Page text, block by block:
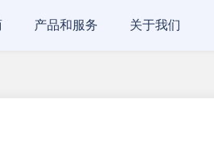
产品和服务 关于我们